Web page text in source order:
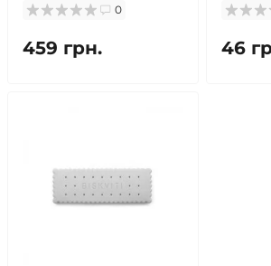
0
459 грн. 46